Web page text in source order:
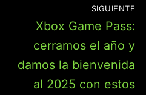
SIGUIENTE
Entrada
siguiente:
Xbox Game Pass:
cerramos el año y
damos la bienvenida
al 2025 con estos